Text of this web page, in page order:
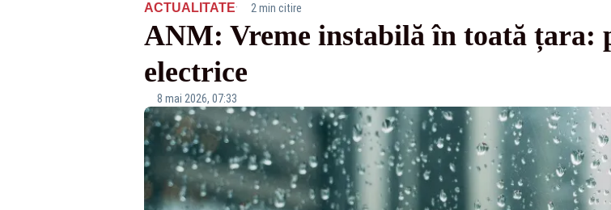
ACTUALITATE· 2 min citire
ANM: Vreme instabilă în toată țara:
electrice
8 mai 2026, 07:33